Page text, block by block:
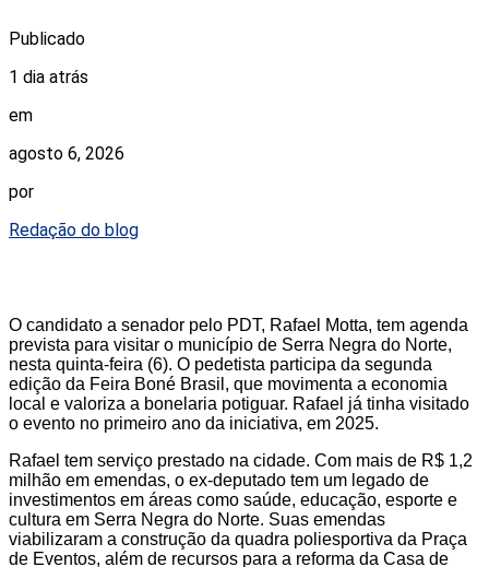
Publicado
1 dia atrás
em
agosto 6, 2026
por
Redação do blog
O candidato a senador pelo PDT, Rafael Motta, tem agenda
prevista para visitar o município de Serra Negra do Norte,
nesta quinta-feira (6). O pedetista participa da segunda
edição da Feira Boné Brasil, que movimenta a economia
local e valoriza a bonelaria potiguar. Rafael já tinha visitado
o evento no primeiro ano da iniciativa, em 2025.
Rafael tem serviço prestado na cidade. Com mais de R$ 1,2
milhão em emendas, o ex-deputado tem um legado de
investimentos em áreas como saúde, educação, esporte e
cultura em Serra Negra do Norte. Suas emendas
viabilizaram a construção da quadra poliesportiva da Praça
de Eventos, além de recursos para a reforma da Casa de